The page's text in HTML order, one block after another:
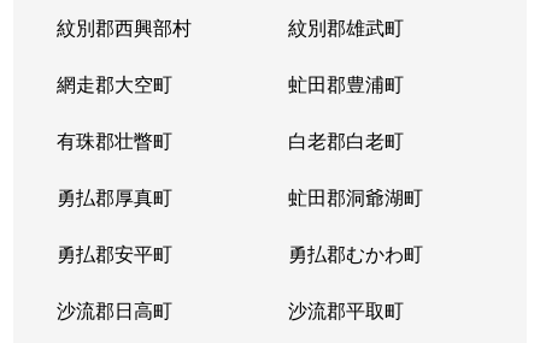
紋別郡西興部村 紋別郡雄武町
網走郡大空町 虻田郡豊浦町
有珠郡壮瞥町 白老郡白老町
勇払郡厚真町 虻田郡洞爺湖町
勇払郡安平町 勇払郡むかわ町
沙流郡日高町 沙流郡平取町